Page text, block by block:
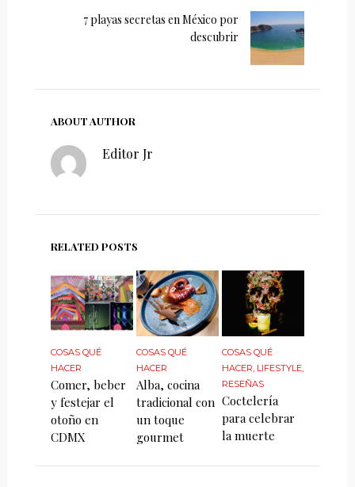
7 playas secretas en México por
descubrir
ABOUT AUTHOR
Editor Jr
RELATED POSTS
COSAS QUÉ
HACER
Comer, beber
y festejar el
otoño en
CDMX
COSAS QUÉ
HACER
Alba, cocina
tradicional con
un toque
gourmet
COSAS QUÉ
HACER LIFESTYLE
RESEÑAS
Coctelería
para celebrar
la muerte